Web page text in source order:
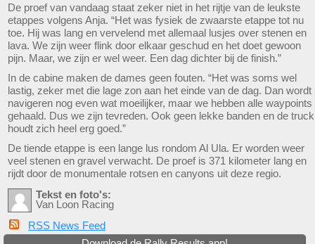
De proef van vandaag staat zeker niet in het rijtje van de leukste
etappes volgens Anja. “Het was fysiek de zwaarste etappe tot nu
toe. Hij was lang en vervelend met allemaal lusjes over stenen en
lava. We zijn weer flink door elkaar geschud en het doet gewoon
pijn. Maar, we zijn er wel weer. Een dag dichter bij de finish.”
In de cabine maken de dames geen fouten. “Het was soms wel
lastig, zeker met die lage zon aan het einde van de dag. Dan wordt
navigeren nog even wat moeilijker, maar we hebben alle waypoints
gehaald. Dus we zijn tevreden. Ook geen lekke banden en de truck
houdt zich heel erg goed.”
De tiende etappe is een lange lus rondom Al Ula. Er worden weer
veel stenen en gravel verwacht. De proef is 371 kilometer lang en
rijdt door de monumentale rotsen en canyons uit deze regio.
Tekst en foto's:
Van Loon Racing
RSS News Feed